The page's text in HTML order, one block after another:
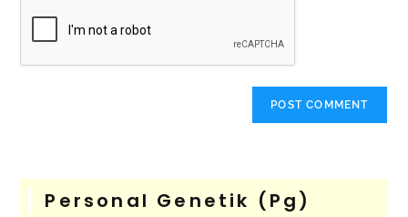
Personal Genetik (pg)